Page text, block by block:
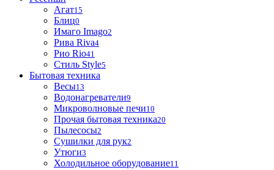
Агат15
Блиц0
Имаго Imago2
Рива Riva4
Рио Rio41
Стиль Style5
Бытовая техника
Весы13
Водонагреватели9
Микроволновые печи10
Прочая бытовая техника20
Пылесосы2
Сушилки для рук2
Утюги3
Холодильное оборудование11